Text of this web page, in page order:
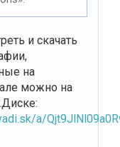
и скачать
на
можно на
a/